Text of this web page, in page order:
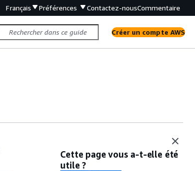
Français Préférences Contactez-nousCommentaire
Créer un compte AWS
Cette page vous a-t-elle été
utile ?